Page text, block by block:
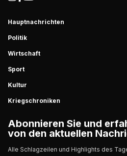
Hauptnachrichten
Politik
Wirtschaft
Sport
Kultur
Kriegschroniken
Abonnieren Sie und
von den aktuellen
Alle Schlagzeilen und Highlights des